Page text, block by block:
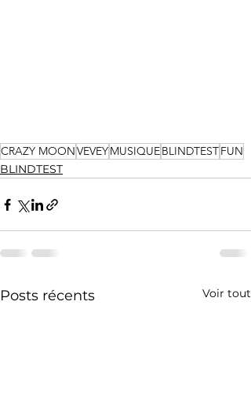
CRAZY MOONVEVEYMUSIQUEBLINDTESTFUN
BLINDTEST
Posts récents Voir tout